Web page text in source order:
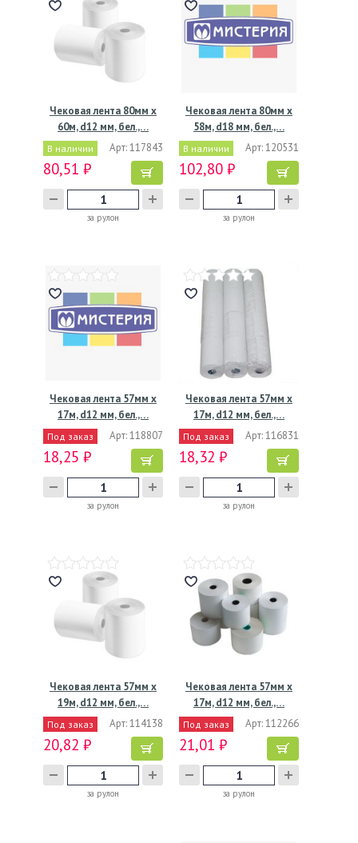
Чековая лента 80мм х
60м, d12 мм, бел.,…
В наличии Арт: 117843
80,51 ₽
за рулон
Чековая лента 80мм х
58м, d18 мм, бел.,…
В наличии Арт: 120531
102,80 ₽
за рулон
Чековая лента 57мм х
17м, d12 мм, бел.,…
Под заказ Арт: 118807
18,25 ₽
за рулон
Чековая лента 57мм х
17м, d12 мм, бел.,…
Под заказ Арт: 116831
18,32 ₽
за рулон
Чековая лента 57мм х
19м, d12 мм, бел.,…
Под заказ Арт: 114138
20,82 ₽
за рулон
Чековая лента 57мм х
17м, d12 мм, бел.,…
Под заказ Арт: 112266
21,01 ₽
за рулон